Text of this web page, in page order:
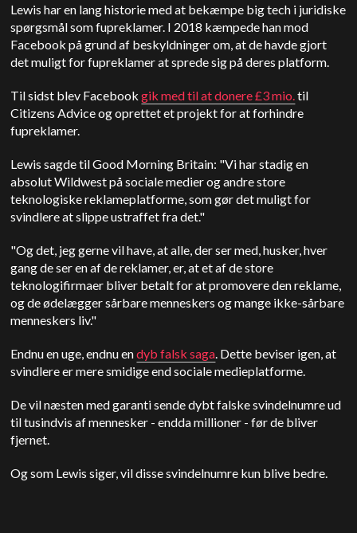
Lewis har en lang historie med at bekæmpe big tech i juridiske
spørgsmål som fupreklamer. I 2018 kæmpede han mod
Facebook på grund af beskyldninger om, at de havde gjort
det muligt for fupreklamer at sprede sig på deres platform.
Til sidst blev Facebookgik med til at donere £3 mio.til
Citizens Advice og oprettet et projekt for at forhindre
fupreklamer.
Lewis sagde til Good Morning Britain: "Vi har stadig en
absolut Wildwest på sociale medier og andre store
teknologiske reklameplatforme, som gør det muligt for
svindlere at slippe ustraffet fra det."
"Og det, jeg gerne vil have, at alle, der ser med, husker, hver
gang de ser en af de reklamer, er, at et af de store
teknologifirmaer bliver betalt for at promovere den reklame,
og de ødelægger sårbare menneskers og mange ikke-sårbare
menneskers liv."
Endnu en uge, endnu endyb falsk saga. Dette beviser igen, at
svindlere er mere smidige end sociale medieplatforme.
De vil næsten med garanti sende dybt falske svindelnumre ud
til tusindvis af mennesker - endda millioner - før de bliver
fjernet.
Og som Lewis siger, vil disse svindelnumre kun blive bedre.